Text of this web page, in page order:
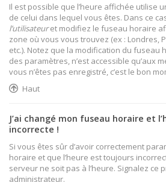
Il est possible que l’heure affichée utilise
de celui dans lequel vous êtes. Dans ce
l’utilisateuret modifiez le fuseau horaire
zone où vous vous trouvez (ex : Londres,
etc.). Notez que la modification du fuseau
des paramètres, n’est accessible qu’aux
vous n’êtes pas enregistré, c’est le bon
Haut
J’ai changé mon fuseau horaire et
incorrecte !
Si vous êtes sûr d’avoir correctement
horaire et que l’heure est toujours
serveur ne soit pas à l’heure. Signalez ce
administrateur.